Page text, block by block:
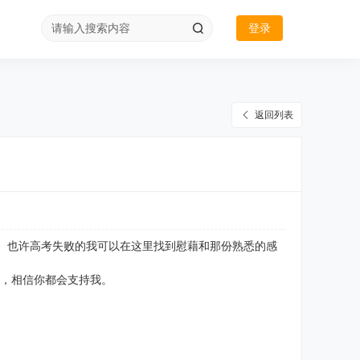
登录
返回列表
许高考失败的我可以在这里找到慰藉和那份熟悉的感
相信你都会支持我。